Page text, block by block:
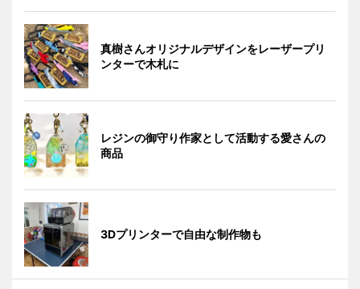
真樹さんオリジナルデザインをレーザープリ
ンターで木札に
レジンの御守り作家として活動する愛さんの
商品
3Dプリンターで自由な制作物も